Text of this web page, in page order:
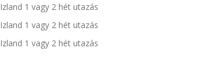
Izland 1 vagy 2 hét utazás
Izland 1 vagy 2 hét utazás
Izland 1 vagy 2 hét utazás